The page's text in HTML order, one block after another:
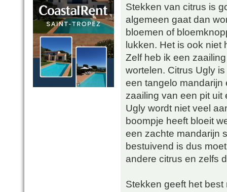
Stekken van citrus is
algemeen gaat dan
bloemen of
lukken. Het is ook niet
Zelf heb ik een
wortelen. Citrus Ugly
een tangelo
zaailing van een pit
Ugly wordt niet veel
boompje heeft bloeit
een zachte mandarijn
bestuivend is dus
andere citrus en zelfs
Stekken geeft het